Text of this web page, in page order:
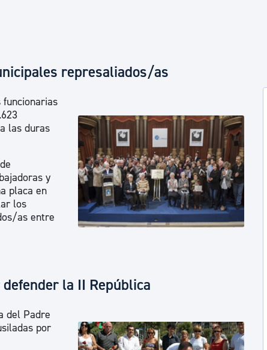
Administración municipal
Tablón de anuncios oficiales
represaliados/as
funcionarias
las duras
y
placa en
los
as entre
la II República
del Padre
por